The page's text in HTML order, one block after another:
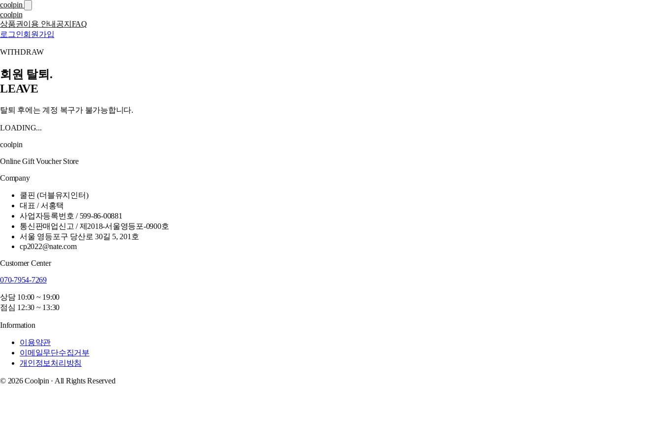
coolpin
coolpin
상품권이용 안내 공지 FAQ
로그인회원가입
WITHDRAW
회원 탈퇴.
LEAVE
탈퇴 후에는 계정 복구가 불가능합니다.
LOADING...
coolpin
Online Gift Voucher Store
Company
쿨핀 (더블유지인터)
대표 / 서홍택
사업자등록번호 / 599-86-00881
통신판매업신고 / 제2018-서울영등포-0900호
서울 영등포구 당산로 30길 5, 201호
cp2022@nate.com
Customer Center
070-7954-7269
상담 10:00 ~ 19:00
점심 12:30 ~ 13:30
Information
이용약관
이메일무단수집거부
개인정보처리방침
© 2026 Coolpin · All Rights Reserved